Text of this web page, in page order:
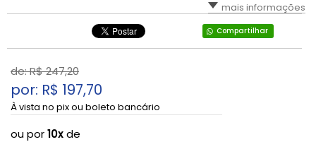
mais informações
Compartilhar
de: R$247,20
por: R$ 197,70
À vista no pix ou boleto bancário
ou por10xde